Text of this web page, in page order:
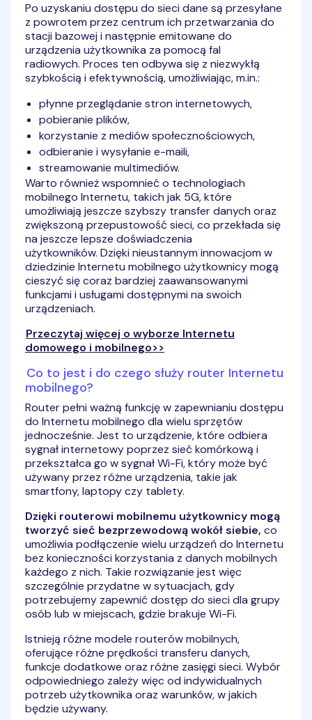
Po uzyskaniu dostępu do sieci dane są przesyłane
z powrotem przez centrum ich przetwarzania do
stacji bazowej i następnie emitowane do
urządzenia użytkownika za pomocą fal
radiowych. Proces ten odbywa się z niezwykłą
szybkością i efektywnością, umożliwiając, m.in.:
płynne przeglądanie stron internetowych,
pobieranie plików,
korzystanie z mediów społecznościowych,
odbieranie i wysyłanie e-maili,
streamowanie multimediów.
Warto również wspomnieć o technologiach
mobilnego Internetu, takich jak 5G, które
umożliwiają jeszcze szybszy transfer danych oraz
zwiększoną przepustowość sieci, co przekłada się
na jeszcze lepsze doświadczenia
użytkowników. Dzięki nieustannym innowacjom w
dziedzinie Internetu mobilnego użytkownicy mogą
cieszyć się coraz bardziej zaawansowanymi
funkcjami i usługami dostępnymi na swoich
urządzeniach.
Przeczytaj więcej o wyborze Internetu
domowego i mobilnego>>
Co to jest i do czego służy router Internetu
mobilnego?
Router pełni ważną funkcję w zapewnianiu dostępu
do Internetu mobilnego dla wielu sprzętów
jednocześnie. Jest to urządzenie, które odbiera
sygnał internetowy poprzez sieć komórkową i
przekształca go w sygnał Wi-Fi, który może być
używany przez różne urządzenia, takie jak
smartfony, laptopy czy tablety.
Dzięki routerowi mobilnemu użytkownicy mogą
tworzyć sieć bezprzewodową wokół siebie, co
umożliwia podłączenie wielu urządzeń do Internetu
bez konieczności korzystania z danych mobilnych
każdego z nich. Takie rozwiązanie jest więc
szczególnie przydatne w sytuacjach, gdy
potrzebujemy zapewnić dostęp do sieci dla grupy
osób lub w miejscach, gdzie brakuje Wi-Fi.
Istnieją różne modele routerów mobilnych,
oferujące różne prędkości transferu danych,
funkcje dodatkowe oraz różne zasięgi sieci. Wybór
odpowiedniego zależy więc od indywidualnych
potrzeb użytkownika oraz warunków, w jakich
będzie używany.